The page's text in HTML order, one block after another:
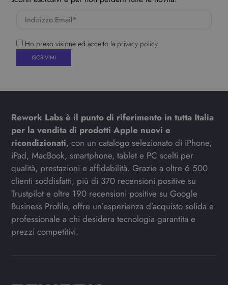
Ho preso visione ed accetto la privacy policy
Rework Labs è il punto di riferimento in tutta Italia
per la vendita di prodotti Apple nuovi e
ricondizionati, con un catalogo selezionato di iPhone,
iPad, MacBook, smartphone, tablet e PC scelti per
qualità, prestazioni e affidabilità. Grazie a oltre 6.500
clienti soddisfatti, più di 370 recensioni positive su
Trustpilot e oltre 190 recensioni positive su Google
Business Profile, offre un’esperienza d’acquisto solida e
professionale a chi desidera tecnologia garantita e
prezzi competitivi.